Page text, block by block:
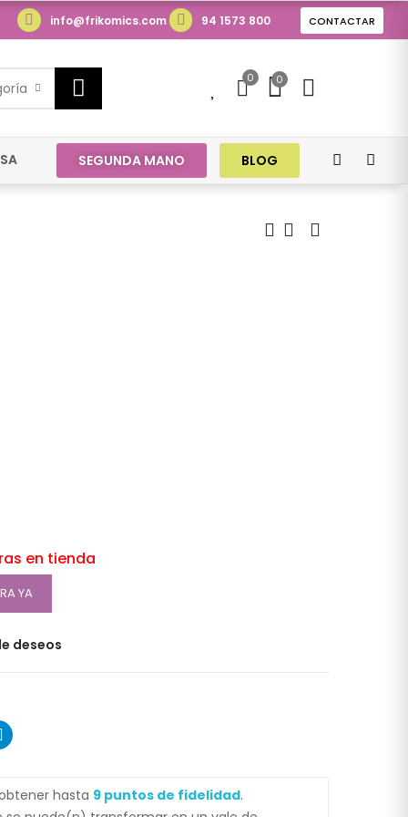
info@frikomics.com 94 1573 800 CONTACTAR
0 0
SEGUNDA MANO BLOG
en tienda
YA
deseos
hasta 9 puntos de fidelidad.